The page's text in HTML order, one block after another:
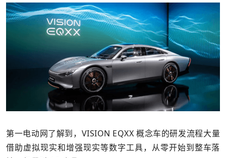
第一电动网了解到，VISION EQXX 概念车的研发流程大量
借助虚拟现实和增强现实等数字工具，从零开始到整车落